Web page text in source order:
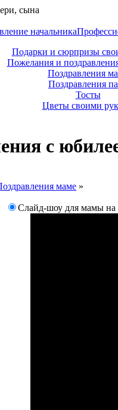
начальника
Подарки и сюрпризы
Пожелания и
Поздравления
Поздравления
Тосты
Цветы своими
с
маме »
Слайд-шоу для мамы на